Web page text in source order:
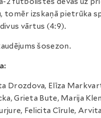
tomēr izskaņā pietrūka
vārtus (4:9).
šosezon.
Drozdova, Elīza
Grieta Bute, Marija
Felicita Cīrule,